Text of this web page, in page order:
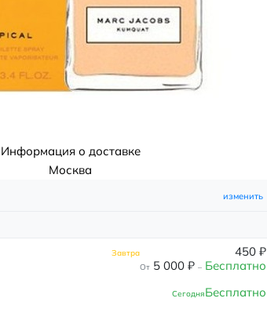
Информация о доставке
Москва
изменить
Завтра 450 ₽
От 5 000 ₽ – Бесплатно
СегодняБесплатно